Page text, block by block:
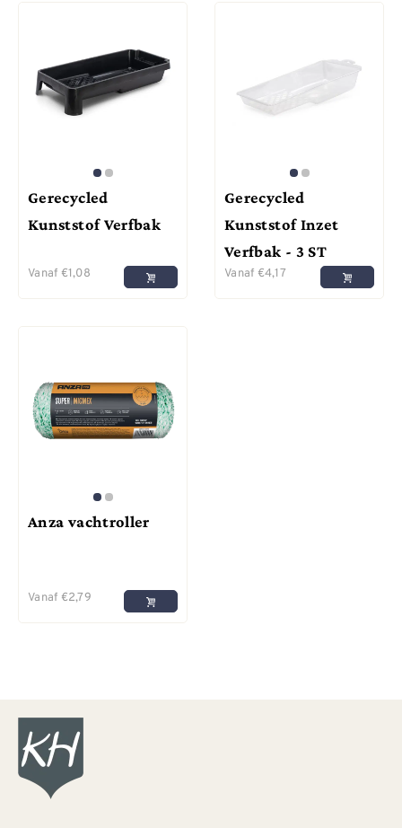
Gerecycled
Kunststof Verfbak
Vanaf €1,08
Gerecycled
Kunststof Inzet
Verfbak - 3 ST
Vanaf €4,17
Anza vachtroller
Vanaf €2,79